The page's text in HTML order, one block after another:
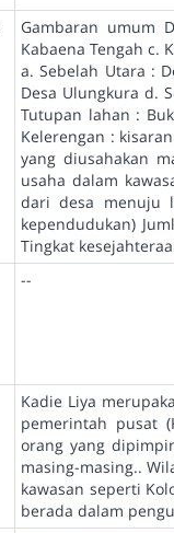
Gambaran umum
Kabaena Tengah c.
a. Sebelah Utara :
Desa Ulungkura d.
Tutupan lahan :
Kelerengan :
yang diusahakan
usaha dalam
dari desa menuju
kependudukan)
Tingkat
--
Kadie Liya
pemerintah pusat
orang yang
masing-masing..
kawasan seperti
berada dalam